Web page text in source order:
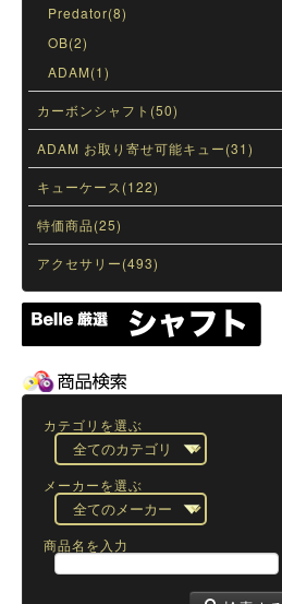
Predator(8)
OB(2)
ADAM(1)
カーボンシャフト(50)
ADAM お取り寄せ可能キュー(31)
キューケース(122)
特価商品(25)
アクセサリー(493)
カテゴリを選ぶ
メーカーを選ぶ
商品名を入力